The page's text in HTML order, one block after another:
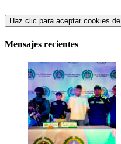
Haz clic para aceptar cookies
Mensajes recientes